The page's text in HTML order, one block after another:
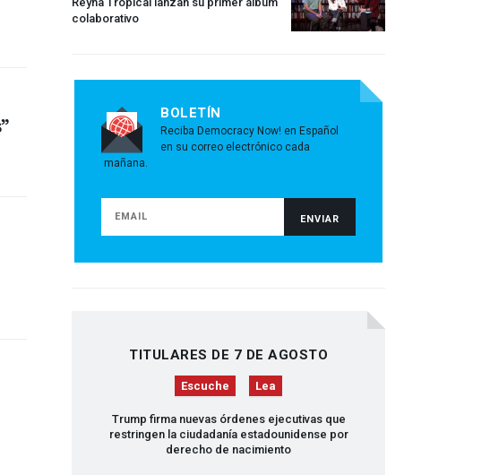
colaborativo
BOLETÍN
Reciba Democracy Now! en Español
en su correo electrónico cada
mañana.
TITULARES DE 7 DE AGOSTO
Escuche Lea
Trump firma nuevas órdenes ejecutivas que
restringen la ciudadanía estadounidense por
derecho de nacimiento